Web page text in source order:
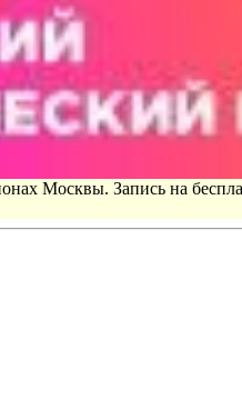
Москвы. Запись на